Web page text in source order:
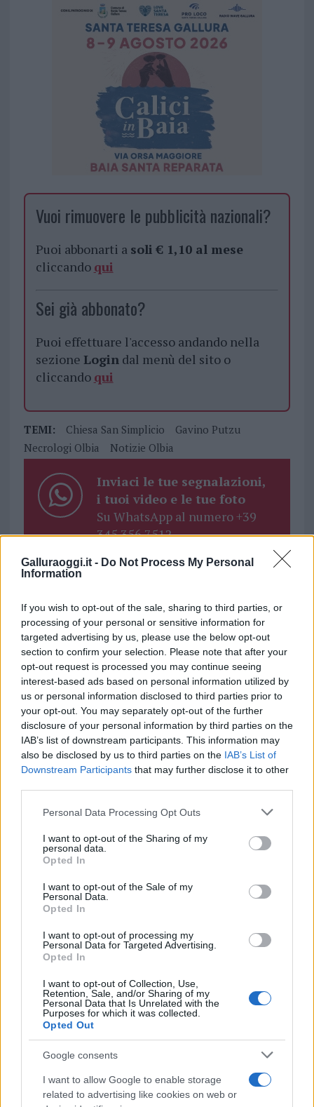
Galluraoggi.it - Do Not Process My Personal
Information
If you wish to opt-out of the sale, sharing to third parties, or
processing of your personal or sensitive information for
targeted advertising by us, please use the below opt-out
section to confirm your selection. Please note that after your
opt-out request is processed you may continue seeing
interest-based ads based on personal information utilized by
us or personal information disclosed to third parties prior to
your opt-out. You may separately opt-out of the further
disclosure of your personal information by third parties on the
IAB’s list of downstream participants. This information may
also be disclosed by us to third parties on the IAB’s List of
Downstream Participants that may further disclose it to other
Please note that this website/app uses one or more Google
not limited to your visit or usage behaviour. You may click to
grant or deny consent to Google and its third-party tags to
use your data for below specified purposes in below Google
consent section.
Personal Data Processing Opt Outs
I want to opt-out of the Sharing of my
personal data.
Opted In
I want to opt-out of the Sale of my
Personal Data.
Opted In
I want to opt-out of processing my
Personal Data for Targeted Advertising.
Opted In
I want to opt-out of Collection, Use,
Retention, Sale, and/or Sharing of my
Personal Data that Is Unrelated with the
Purposes for which it was collected.
Opted Out
Google consents
I want to allow Google to enable storage
related to advertising like cookies on web or
Vuoi rimuovere le pubblicità nazionali?
Puoi abbonarti a soli € 1,10 al mese
cliccando qui
Sei già abbonato?
Puoi effettuare l'accesso andando nella
sezione Logindal menù del sito o
cliccando qui
TEMI: Chiesa San Simplicio
Gavino Putzu
Necrologi Olbia
Notizie Olbia
Inviaci le tue segnalazioni,
i tuoi video e le tue foto
Su WhatsApp al numero +39
345 356 7512
Notizie in tempo reale?
Entra nel canale telegram di
GalluraOggi.it
Ricevi le nostre ultime news
daGoogle News
Condividi l'articolo
F
a
ce
b
o
o
k
T
w
it
te
r
Pi
te
st
W
at
A
p
p
S
a
Articolo precedente
NOTIZIE RECENTI
Le previsioni meteo per il weekend a Olbia e in
Gallura
Michelle Hunziker in Gallura, bella anche dal
vivo: un amico vip svela come fa